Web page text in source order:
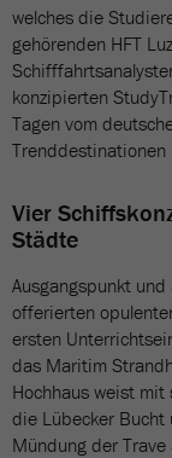
welches die
gehörenden HFT
konzipierten
Tagen vom
Trenddestinationen
Vier
Städte
Ausgangspunkt
offerierten
ersten
das Maritim
Hochhaus weist
die Lübecker Bucht
Mündung der